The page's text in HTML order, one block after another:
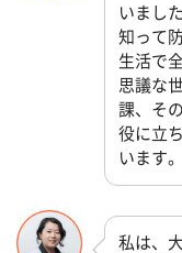
いまし
知って
生活で
思議な
課、そ
役に立
います。
私は、